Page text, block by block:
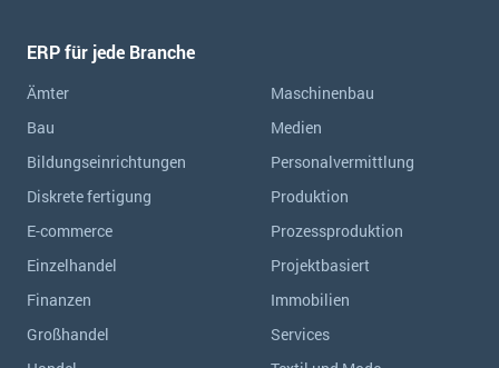
ERP für jede Branche
Ämter
Bau
Bildungseinrichtungen
Diskrete fertigung
E-commerce
Einzelhandel
Finanzen
Großhandel
Maschinenbau
Medien
Personalvermittlung
Produktion
Prozessproduktion
Projektbasiert
Immobilien
Services